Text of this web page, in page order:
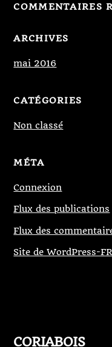
COMMENTAIRES
ARCHIVES
mai 2016
CATÉGORIES
Non classé
MÉTA
Connexion
Flux des publications
Flux des
Site de WordPress-FR
CORIABOIS